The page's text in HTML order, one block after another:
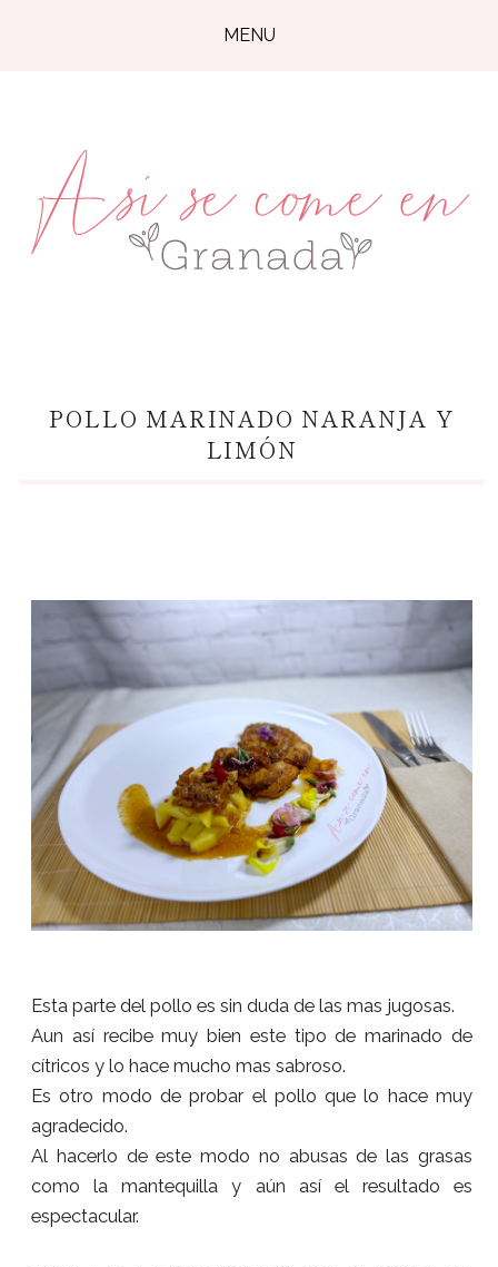
MENU
POLLO MARINADO NARANJA Y
LIMÓN
Esta parte del pollo es sin duda de las mas jugosas.
Aun así recibe muy bien este tipo de marinado de
cítricos y lo hace mucho mas sabroso.
Es otro modo de probar el pollo que lo hace muy
agradecido.
Al hacerlo de este modo no abusas de las grasas
como la mantequilla y aún así el resultado es
espectacular.